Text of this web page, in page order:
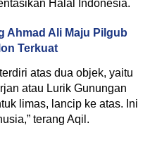
Halal Indonesia.
Ahmad Ali Maju Pilgub
Terkuat
atas dua objek, yaitu
atau Lurik Gunungan
limas, lancip ke atas. Ini
terang Aqil.